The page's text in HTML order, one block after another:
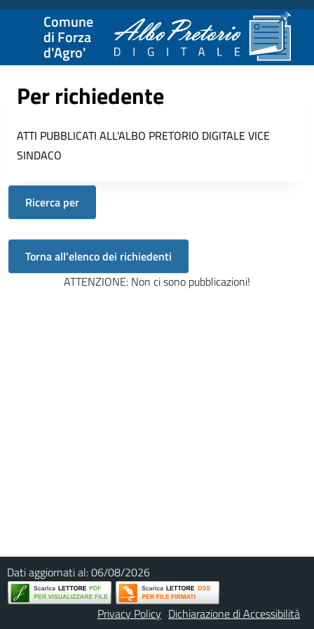
Comune
di Forza
d'Agro'
Per richiedente
ATTI PUBBLICATI ALL'ALBO PRETORIO DIGITALEVICE
SINDACO
Ricerca per
ATTENZIONE: Non ci sono pubblicazioni!
Dati aggiornati al:06/08/2026
Dichiarazione di Accessibilità
Privacy Policy